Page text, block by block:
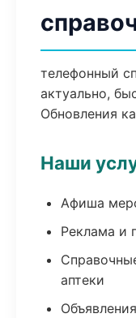
телефонный
актуально,
Обновления
Наши
Афиша
Реклама и
аптеки